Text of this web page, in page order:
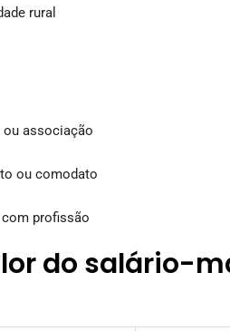
rural
ou associação
ou comodato
profissão
do salário-